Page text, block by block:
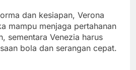
dan kesiapan, Verona
mampu menjaga pertahanan
sementara Venezia harus
bola dan serangan cepat.